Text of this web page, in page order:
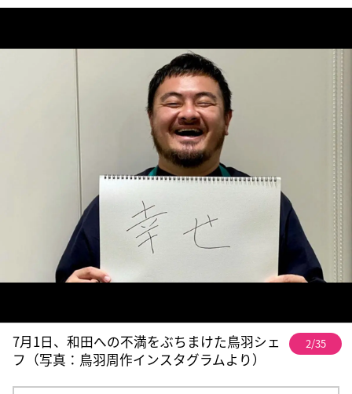
7月1日、和田への不満をぶちまけた鳥羽シェ
フ（写真：鳥羽周作インスタグラムより）
2/35